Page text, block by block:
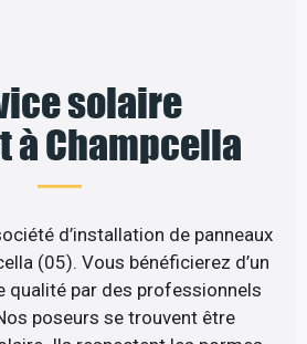
solaire
à Champcella
d’installation de panneaux
(05). Vous bénéficierez d’un
qualité par des professionnels
poseurs se trouvent être